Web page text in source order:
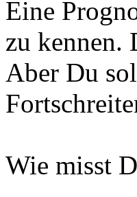
Eine
zu kennen.
Aber Du
Wie misst